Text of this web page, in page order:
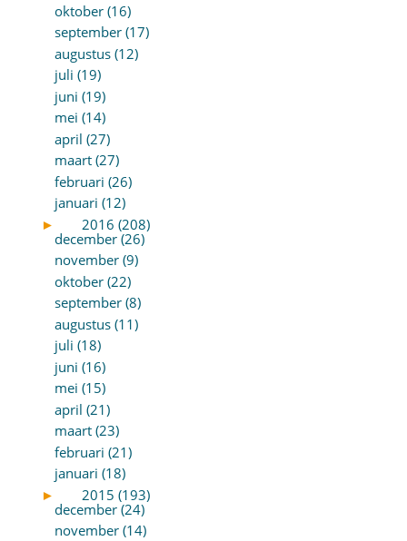
oktober (16)
september (17)
augustus (12)
juli (19)
juni (19)
mei (14)
april (27)
maart (27)
februari (26)
januari (12)
►
2016 (208)
december (26)
november (9)
oktober (22)
september (8)
augustus (11)
juli (18)
juni (16)
mei (15)
april (21)
maart (23)
februari (21)
januari (18)
►
2015 (193)
december (24)
november (14)